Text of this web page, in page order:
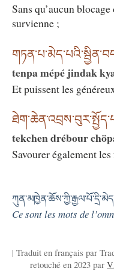
Sans qu’aucun
survienne ;
tenpa mépé jindak
Et puissent les
tekchen drébour
Savourer également
Ce sont les mots de
| Traduit en français par
retouché en 2023 par